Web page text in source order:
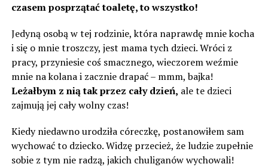
czasem posprzątać toaletę, to wszystko!
Jedyną osobą w tej rodzinie, która naprawdę mnie kocha
i się o mnie troszczy, jest mama tych dzieci. Wróci z
pracy, przyniesie coś smacznego, wieczorem weźmie
mnie na kolana i zacznie drapać – mmm, bajka!
Leżałbym z nią tak przez cały dzień, ale te dzieci
zajmują jej cały wolny czas!
Kiedy niedawno urodziła córeczkę, postanowiłem sam
wychować to dziecko. Widzę przecież, że ludzie zupełnie
sobie z tym nie radzą, jakich chuliganów wychowali!